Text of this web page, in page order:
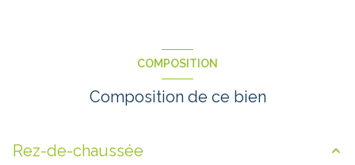
COMPOSITION
Composition de ce bien
Rez-de-chaussée